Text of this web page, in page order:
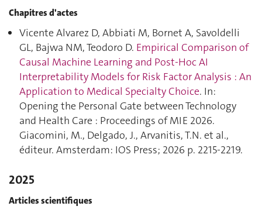
Chapitres d'actes
Vicente Alvarez D, Abbiati M, Bornet A, Savoldelli
GL, Bajwa NM, Teodoro D. Empirical Comparison of
Causal Machine Learning and Post-Hoc AI
Interpretability Models for Risk Factor Analysis : An
Application to Medical Specialty Choice. In:
Opening the Personal Gate between Technology
and Health Care : Proceedings of MIE 2026.
Giacomini, M., Delgado, J., Arvanitis, T.N. et al.,
éditeur. Amsterdam: IOS Press; 2026 p. 2215‑2219.
2025
Articles scientifiques